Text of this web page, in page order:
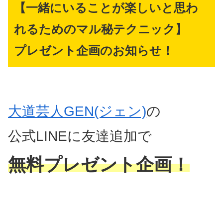
【一緒にいることが楽しいと思わ
れるためのマル秘テクニック】
プレゼント企画のお知らせ！
大道芸人GEN(ジェン)の
公式LINEに友達追加で
無料プレゼント企画！